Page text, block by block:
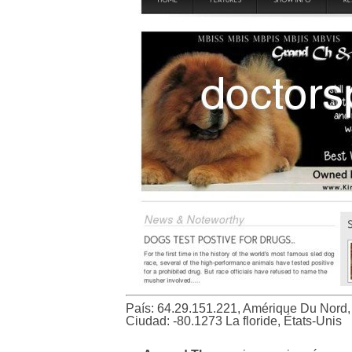
País: 64.29.151.221, Amérique Du
Ciudad: -80.1273 La floride, États-Unis